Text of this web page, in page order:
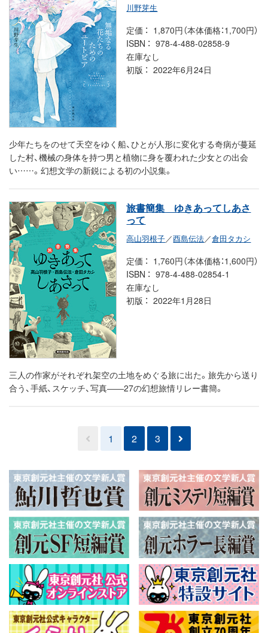
川野芽生
定価
1,870円（本体価格：1,700円）
ISBN
978-4-488-02858-9
在庫なし
初版
2022年6月24日
少年たちをのせて天空をゆく船、ひとが人形に変化する奇病が蔓延
した村、機械の身体を持つ男と植物に身を覆われた少女との出会
い……。幻想文学の新鋭による初の小説集。
旅書簡集 ゆきあってしあさ
って
高山羽根子／酉島伝法／倉田タカシ
定価
1,760円（本体価格：1,600円）
ISBN
978-4-488-02854-1
在庫なし
初版
2022年1月28日
三人の作家がそれぞれ架空の土地をめぐる旅に出た。旅先から送り
合う、手紙、スケッチ、写真――27の幻想旅情リレー書簡。
1 2 3